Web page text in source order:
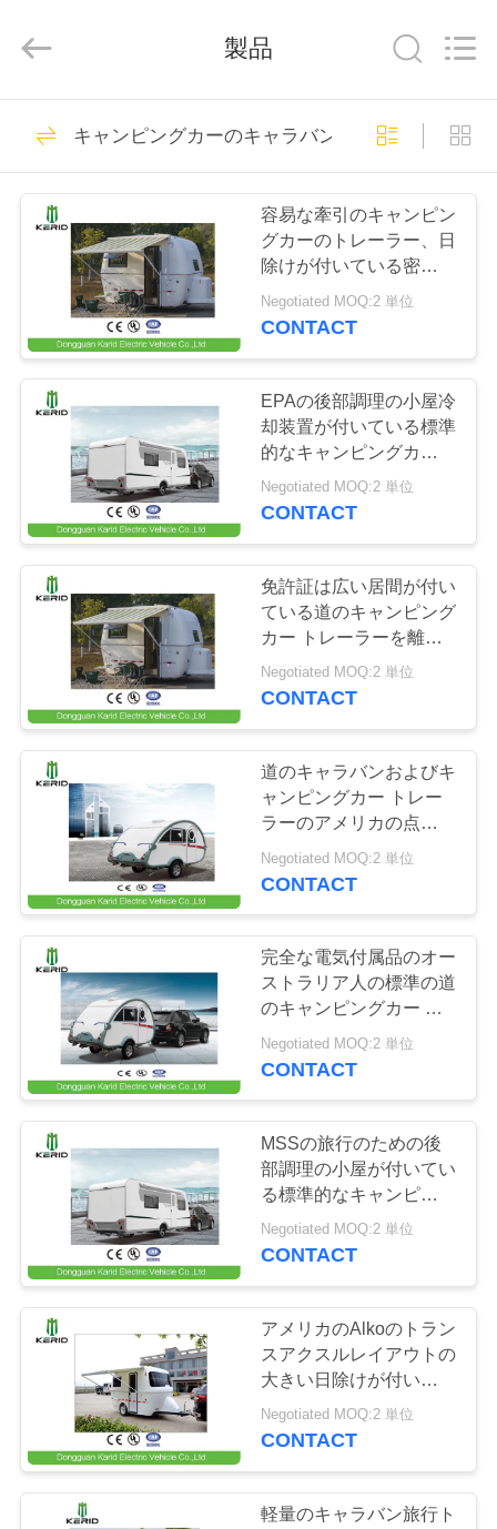
へ
ビ
わ
た
ち
に
て
ア
質
管
絡
Rights
Reserved.
ECER
電気観光車
106
電気型車
72
電気RV車
33
電気ゴルフカート
71
電気貨物ヴァン
電気シャトル バス
42
製品
キャンピングカーのキャラバンのトレーラー
容易な牽引のキャンピン
グカーのトレーラー、日
除けが付いている密集し
たライト級選手Rvのト
レーラー
Negotiated MOQ:2 単位
CONTACT
EPAの後部調理の小屋冷
却装置が付いている標準
的なキャンピングカーの
キャラバンのトレーラー
Negotiated MOQ:2 単位
CONTACT
免許証は広い居間が付い
ている道のキャンピング
カー トレーラーを離れ
て家族のライト級選手を
是認しました
Negotiated MOQ:2 単位
CONTACT
道のキャラバンおよびキ
ャンピングカー トレー
ラーのアメリカの点の承
認の標準を離れた涙
Negotiated MOQ:2 単位
CONTACT
完全な電気付属品のオー
ストラリア人の標準の道
のキャンピングカー ト
レーラーを離れて贅沢
Negotiated MOQ:2 単位
CONTACT
MSSの旅行のための後
部調理の小屋が付いてい
る標準的なキャンピング
カーのキャラバンのトレ
ーラー
Negotiated MOQ:2 単位
CONTACT
アメリカのAlkoのトラン
スアクスルレイアウトの
大きい日除けが付いてい
る標準的なキャンピング
カーのキャラバンのトレ
Negotiated MOQ:2 単位
CONTACT
軽量のキャラバン旅行ト